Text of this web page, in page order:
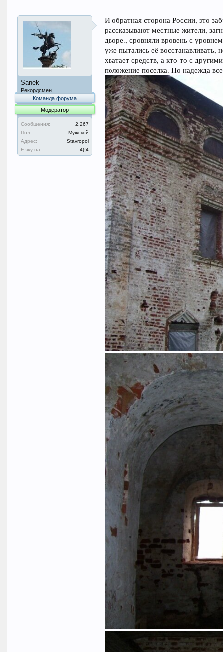
Sanek
Рекордсмен
Команда форума
Модератор
Сообщения:
2.267
Пол:
Мужской
Адрес:
Stavropol
Езжу на:
4}{4
И обратная сторона России, это
рассказывают местные жители,
дворе., сровняли вровень с
уже пытались её
хватает средств, а кто-то с
положение поселка. Но надежда